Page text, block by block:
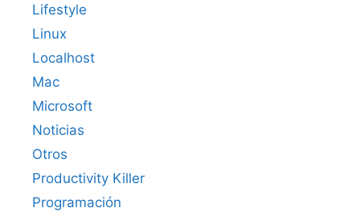
Lifestyle
Linux
Localhost
Mac
Microsoft
Noticias
Otros
Productivity Killer
Programación